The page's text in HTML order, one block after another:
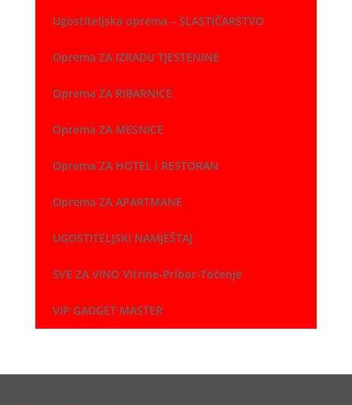
Ugostiteljska oprema – SLASTIČARSTVO
Oprema ZA IZRADU TJESTENINE
Oprema ZA RIBARNICE
Oprema ZA MESNICE
Oprema ZA HOTEL i RESTORAN
Oprema ZA APARTMANE
UGOSTITELJSKI NAMJEŠTAJ
SVE ZA VINO Vitrine-Pribor-Točenje
VIP GADGET MASTER